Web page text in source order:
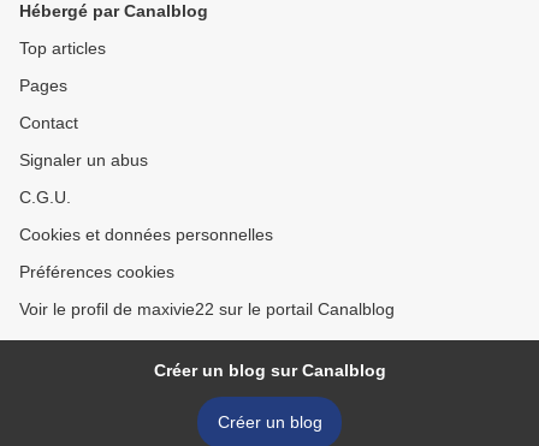
Hébergé par Canalblog
Top articles
Pages
Contact
Signaler un abus
C.G.U.
Cookies et données personnelles
Préférences cookies
Voir le profil de maxivie22 sur le portail Canalblog
Créer un blog sur Canalblog
Créer un blog